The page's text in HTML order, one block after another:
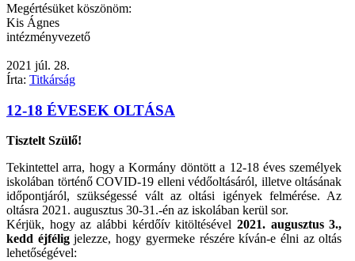
Megértésüket köszönöm:
Kis Ágnes
intézményvezető
2021 júl. 28.
Írta: Titkárság
12-18 ÉVESEK OLTÁSA
Tisztelt Szülő!
Tekintettel arra, hogy a Kormány döntött a 12-18 éves személyek
iskolában történő COVID-19 elleni védőoltásáról, illetve oltásának
időpontjáról, szükségessé vált az oltási igények felmérése. Az
oltásra 2021. augusztus 30-31.-én az iskolában kerül sor.
Kérjük, hogy az alábbi kérdőív kitöltésével2021. augusztus 3.,
kedd éjféligjelezze, hogy gyermeke részére kíván-e élni az oltás
lehetőségével: